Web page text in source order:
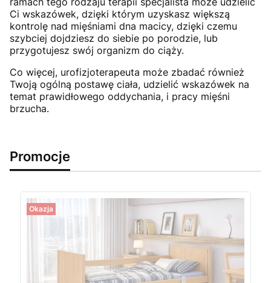
Ci wskazówek, dzięki którym uzyskasz większą
kontrolę nad mięśniami dna macicy, dzięki czemu
szybciej dojdziesz do siebie po porodzie, lub
przygotujesz swój organizm do ciąży.
Co więcej, urofizjoterapeuta może zbadać również
Twoją ogólną postawę ciała, udzielić wskazówek na
temat prawidłowego oddychania, i pracy mięśni
brzucha.
Promocje
Okazja